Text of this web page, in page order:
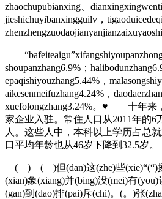
zhaochupubianxing、dianxingxingwenti
jieshichuyibanxingguilv，
zhenzhengzuodaojianyanjianzaixuyaoshi
shoupanzhang6.9%；
epaqishiyouzhang5.44%，
aikesenmeifuzhang4.24%，
xuefolongzhang3.24%。♥ 十年来
家企业入驻。常住人口从2011年的6
人。这些人中，本科以上学历占总
口平均年龄也从46岁下降到32.5岁。
( ) ( )但(dan)这(zhe)些(xie)“(“)擦
(xian)象(xiang)并(bing)没(mei)有(you)
(gan)到(dao)排(pai)斥(chi)。(。)张